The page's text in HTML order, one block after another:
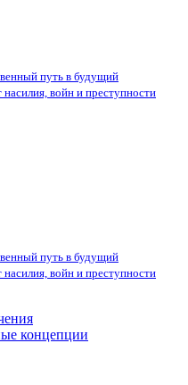
путь в будущий
войн и преступности
путь в будущий
войн и преступности
концепции